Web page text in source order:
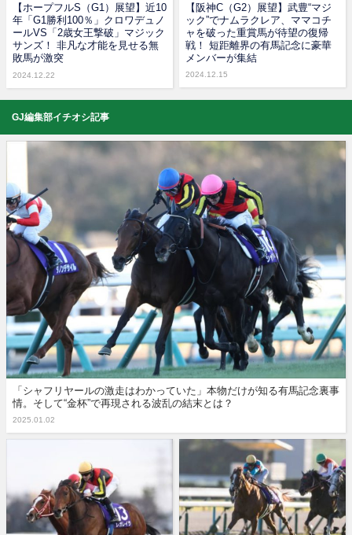
【ホープフルS（G1）展望】近10
年「G1勝利100％」クロワデュノ
ールVS「2歳女王撃破」マジック
サンズ！ 非凡な才能を見せる無
敗馬が激突
2024.12.22
【阪神C（G2）展望】武豊“マジ
ック”でナムラクレア、ママコチ
ャを破った重賞馬が待望の復帰
戦！ 短距離界の有馬記念に豪華
メンバーが集結
2024.12.15
GJ編集部イチオシ記事
「シャフリヤールの激走はわかっていた」本物だけが知る有馬記念裏事
情。そして“金杯”で再現される波乱の結末とは？
2025.01.02